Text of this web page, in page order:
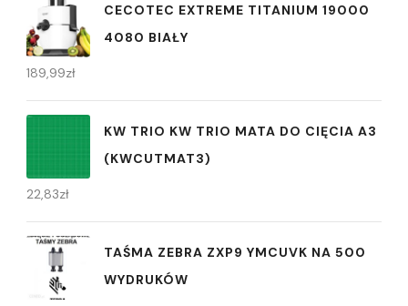
CECOTEC EXTREME TITANIUM 19000
4080 BIAŁY
189,99zł
KW TRIO KW TRIO MATA DO CIĘCIA A3
(KWCUTMAT3)
22,83zł
TAŚMA ZEBRA ZXP9 YMCUVK NA 500
WYDRUKÓW